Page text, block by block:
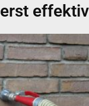
effektiv